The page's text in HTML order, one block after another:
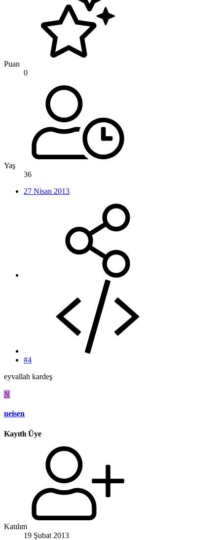
Puan
0
Yaş
36
27 Nisan 2013
#4
eyvallah kardeş
N
neisen
Kayıtlı Üye
Katılım
19 Şubat 2013